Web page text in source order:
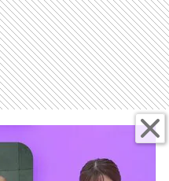
エスピノーサ氏が
からの脱却と抜本